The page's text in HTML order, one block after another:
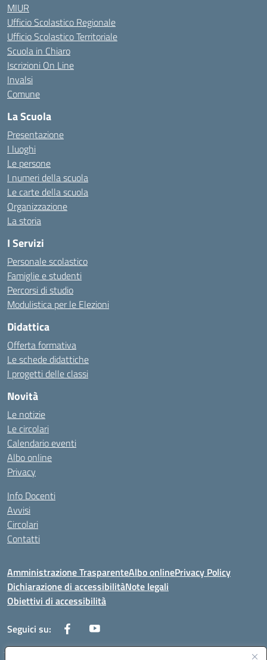
MIUR
Ufficio Scolastico Regionale
Ufficio Scolastico Territoriale
Scuola in Chiaro
Iscrizioni On Line
Invalsi
Comune
La Scuola
Presentazione
I luoghi
Le persone
I numeri della scuola
Le carte della scuola
Organizzazione
La storia
I Servizi
Personale scolastico
Famiglie e studenti
Percorsi di studio
Modulistica per le Elezioni
Didattica
Offerta formativa
Le schede didattiche
I progetti delle classi
Novità
Le notizie
Le circolari
Calendario eventi
Albo online
Privacy
Info Docenti
Avvisi
Circolari
Contatti
Amministrazione TrasparenteAlbo onlinePrivacy Policy
Dichiarazione di accessibilitàNote legali
Obiettivi di accessibilità
Seguici su: